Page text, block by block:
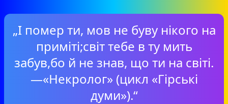
„І помер ти, мов не буву нікого на
приміті;світ тебе в ту мить
забув,бо й не знав, що ти на світі.
—«Некролог» (цикл «Гірські
думи»).“